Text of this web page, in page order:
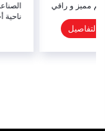
و راقي
الصناعة
ناحية أخرى.